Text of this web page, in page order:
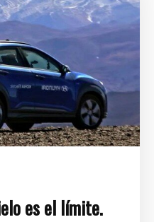
es el límite.